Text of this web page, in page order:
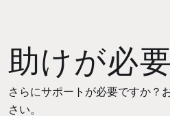
助けが必
さらにサポートが必要ですか？
さい。